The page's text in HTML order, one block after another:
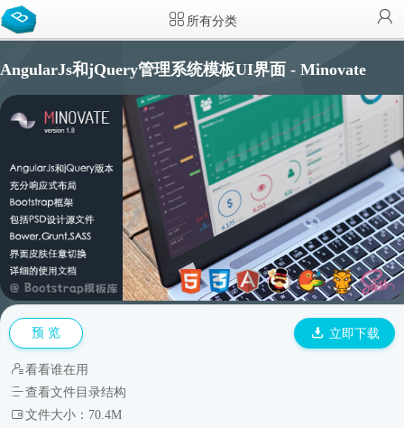
所有分类
AngularJs和jQuery管理系统模板UI界面 - Minovate
预 览 立即下载
看看谁在用
查看文件目录结构
文件大小：70.4M